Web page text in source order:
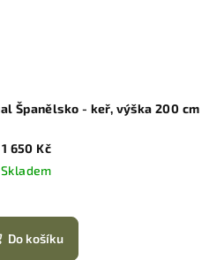
Olivovník evropský Picual Španělsko - keř, výška 200 cm
1 650 Kč
Skladem
Do košíku